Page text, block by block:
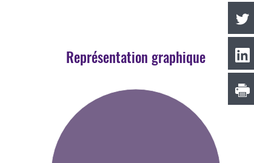
Représentation graphique